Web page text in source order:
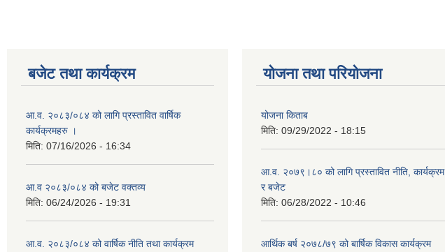
बजेट तथा कार्यक्रम
आ.व. २०८३/०८४ को लागि प्रस्तावित वार्षिक
कार्यक्रमहरु ।
मिति: 07/16/2026 - 16:34
आ.व २०८३/०८४ को बजेट वक्तव्य
मिति: 06/24/2026 - 19:31
आ.व. २०८३/०८४ को वार्षिक नीति तथा कार्यक्रम
योजना तथा परियोजना
योजना किताब
मिति: 09/29/2022 - 18:15
आ.व. २०७९।८० को लागि प्रस्तावित नीति, कार्यक्रम
र बजेट
मिति: 06/28/2022 - 10:46
आर्थिक बर्ष २०७८/७९ को बार्षिक विकास कार्यक्रम